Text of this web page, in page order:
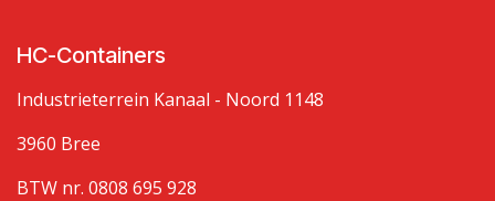
HC-Containers
Industrieterrein Kanaal - Noord 1148
3960 Bree
BTW nr. 0808 695 928